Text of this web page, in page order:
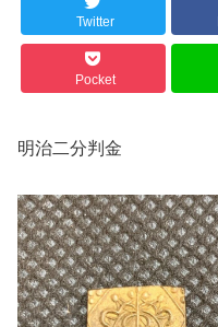
Twitter
Pocket
明治二分判金